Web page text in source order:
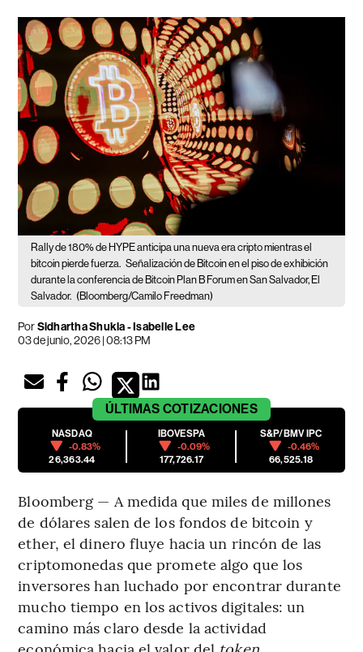
Rally de 180% de HYPE anticipa una nueva era cripto mientras el
bitcoin pierde fuerza. Señalización de Bitcoin en el piso de exhibición
durante la conferencia de Bitcoin Plan B Forum en San Salvador, El
Salvador. (Bloomberg/Camilo Freedman)
PorSidhartha Shukla - Isabelle Lee
03 de junio, 2026 | 08:13 PM
ÚLTIMAS COTIZACIONES
NASDAQ
-0.83%
26,363.44
IBOVESPA
-0.09%
177,726.17
S&P/BMV IPC
-0.46%
66,525.18
Bloomberg — A medida que miles de millones
de dólares salen de los fondos de bitcoin y
ether, el dinero fluye hacia un rincón de las
criptomonedas que promete algo que los
inversores han luchado por encontrar durante
mucho tiempo en los activos digitales: un
camino más claro desde la actividad